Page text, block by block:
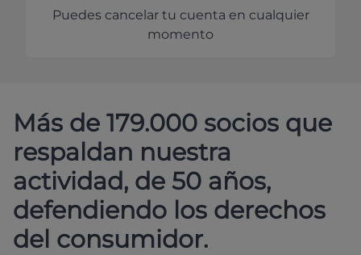
Puedes cancelar tu cuenta en cualquier
momento
Más de 179.000 socios que
respaldan nuestra
actividad, de 50 años,
defendiendo los derechos
del consumidor.